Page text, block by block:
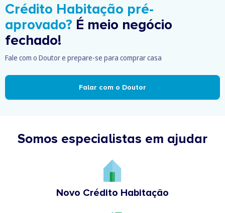
Crédito Habitação pré-
aprovado? É meio negócio
fechado!
Fale com o Doutor e prepare-se para comprar casa
Falar com o Doutor
Somos especialistas em ajudar
Novo Crédito Habitação